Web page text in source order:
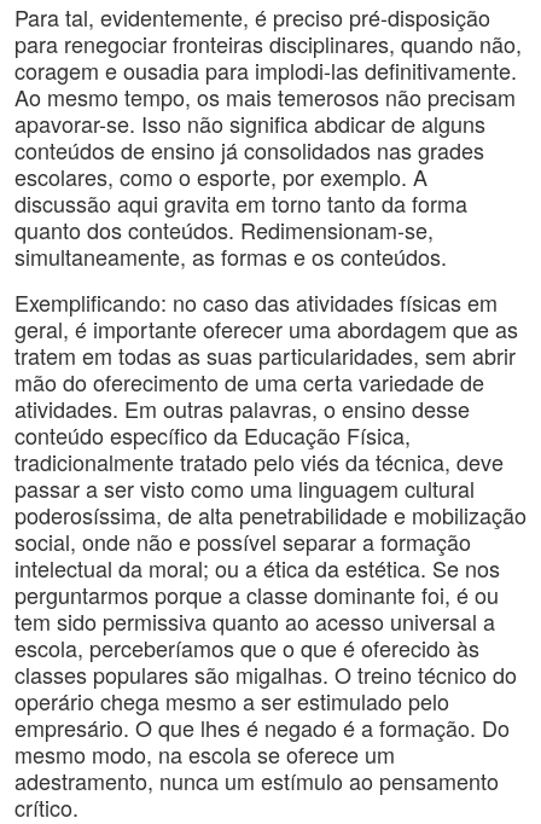
Para tal, evidentemente, é preciso pré-disposição
para renegociar fronteiras disciplinares, quando não,
coragem e ousadia para implodi-las definitivamente.
Ao mesmo tempo, os mais temerosos não precisam
apavorar-se. Isso não significa abdicar de alguns
conteúdos de ensino já consolidados nas grades
escolares, como o esporte, por exemplo. A
discussão aqui gravita em torno tanto da forma
quanto dos conteúdos. Redimensionam-se,
simultaneamente, as formas e os conteúdos.
Exemplificando: no caso das atividades físicas em
geral, é importante oferecer uma abordagem que as
tratem em todas as suas particularidades, sem abrir
mão do oferecimento de uma certa variedade de
atividades. Em outras palavras, o ensino desse
conteúdo específico da Educação Física,
tradicionalmente tratado pelo viés da técnica, deve
passar a ser visto como uma linguagem cultural
poderosíssima, de alta penetrabilidade e mobilização
social, onde não e possível separar a formação
intelectual da moral; ou a ética da estética. Se nos
perguntarmos porque a classe dominante foi, é ou
tem sido permissiva quanto ao acesso universal a
escola, perceberíamos que o que é oferecido às
classes populares são migalhas. O treino técnico do
operário chega mesmo a ser estimulado pelo
empresário. O que lhes é negado é a formação. Do
mesmo modo, na escola se oferece um
adestramento, nunca um estímulo ao pensamento
crítico.